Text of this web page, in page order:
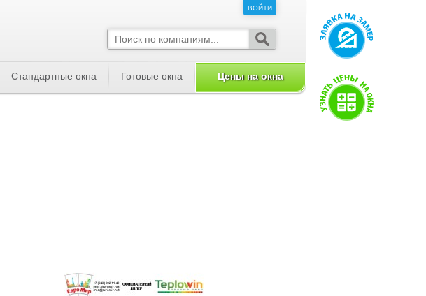
ВОЙТИ
Стандартные окна Готовые окна Цены на окна
ВОЙТИ